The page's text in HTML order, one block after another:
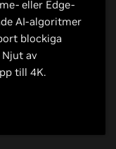
eller Edge-
AI-algoritmer
blockiga
av
till 4K.